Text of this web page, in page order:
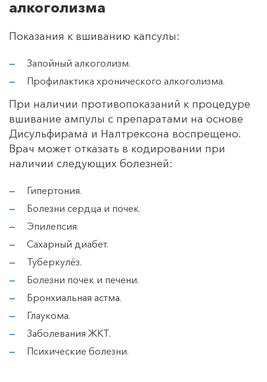
алкоголизма
Показания к вшиванию капсулы:
Запойный алкоголизм.
Профилактика хронического алкоголизма.
При наличии противопоказаний к процедуре
вшивание ампулы с препаратами на основе
Дисульфирама и Налтрексона воспрещено.
Врач может отказать в кодировании при
наличии следующих болезней:
Гипертония.
Болезни сердца и почек.
Эпилепсия.
Сахарный диабет.
Туберкулёз.
Болезни почек и печени.
Бронхиальная астма.
Глаукома.
Заболевания ЖКТ.
Психические болезни.